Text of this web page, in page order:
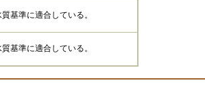
基準に適合している。
基準に適合している。